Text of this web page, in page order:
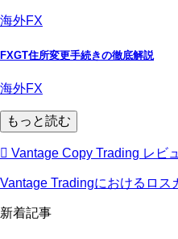
海外FX
FXGT住所変更手続きの徹底解説
海外FX
もっと読む
Vantage Copy Trading レビ
Vantage Tradingにおけるロス
新着記事